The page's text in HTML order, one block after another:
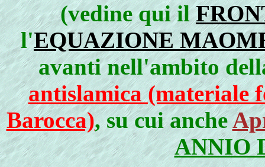
(vedine qui il
l'EQUAZIONE
avanti nell'ambito
antislamica (materiale
Barocca), su cui anche
ANNIO